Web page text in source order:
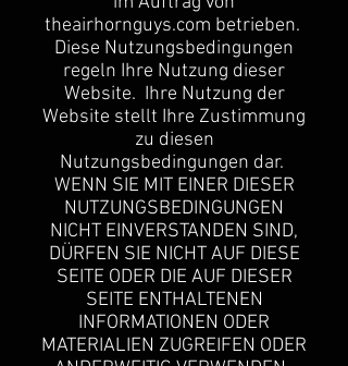
theairhornguys.com betrieben.
Diese Nutzungsbedingungen
regeln Ihre Nutzung dieser
Website. Ihre Nutzung der
Website stellt Ihre Zustimmung
zu diesen
Nutzungsbedingungen dar.
WENN SIE MIT EINER DIESER
NUTZUNGSBEDINGUNGEN
NICHT EINVERSTANDEN SIND,
DÜRFEN SIE NICHT AUF DIESE
SEITE ODER DIE AUF DIESER
SEITE ENTHALTENEN
INFORMATIONEN ODER
MATERIALIEN ZUGREIFEN ODER